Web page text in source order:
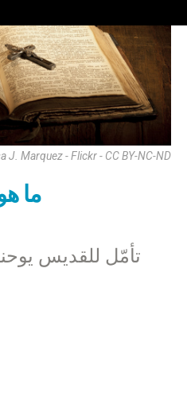
J. Marquez - Flickr - CC BY-NC-ND
ما
تأمّل للقديس يوحنا